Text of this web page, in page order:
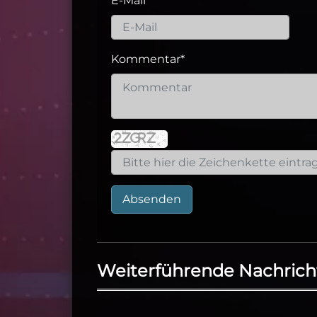
Kommentar*
Absenden
Weiterführende